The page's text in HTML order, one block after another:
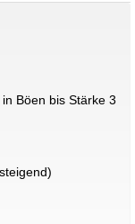
Böen bis Stärke 3